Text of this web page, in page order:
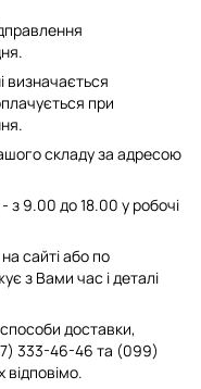
визначається
при
складу за адресою
з 9.00 до 18.00 у робочі
сайті або по
з Вами час і деталі
доставки,
333-46-46 та (099)